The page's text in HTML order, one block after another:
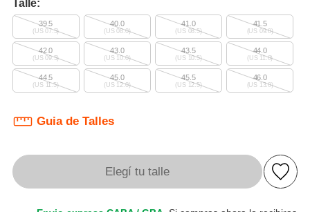
Talle:
39.5
(US 07.5)
40.0
(US 08.0)
41.0
(US 08.5)
41.5
(US 09.0)
42.0
(US 09.5)
43.0
(US 10.0)
43.5
(US 10.5)
44.0
(US 11.0)
44.5
(US 11.5)
45.0
(US 12.0)
45.5
(US 12.5)
46.0
(US 13.0)
Guia de Talles
Elegí tu talle